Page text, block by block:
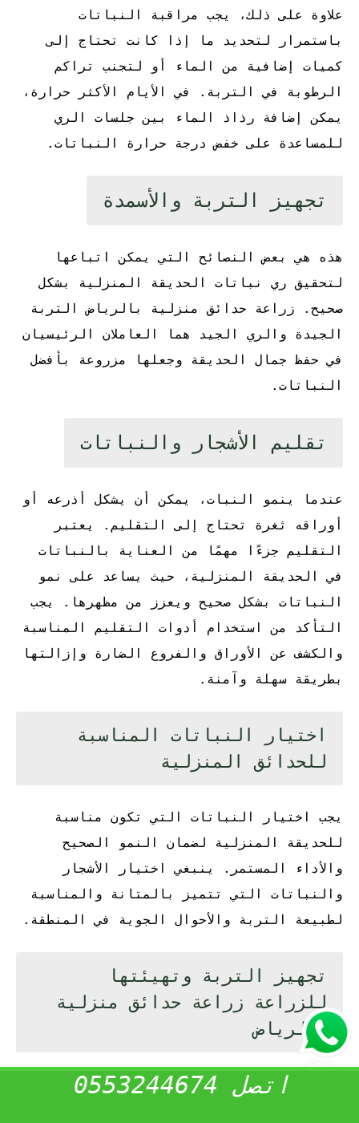
علاوة على ذلك، يجب مراقبة النباتات
باستمرار لتحديد ما إذا كانت تحتاج إلى
كميات إضافية من الماء أو لتجنب تراكم
الرطوبة في التربة. في الأيام الأكثر حرارة،
يمكن إضافة رذاذ الماء بين جلسات الري
للمساعدة على خفض درجة حرارة النباتات.
تجهيز التربة والأسمدة
هذه هي بعض النصائح التي يمكن اتباعها
لتحقيق ري نباتات الحديقة المنزلية بشكل
صحيح. زراعة حدائق منزلية بالرياض التربة
الجيدة والري الجيد هما العاملان الرئيسيان
في حفظ جمال الحديقة وجعلها مزروعة بأفضل
النباتات.
تقليم الأشجار والنباتات
عندما ينمو النبات، يمكن أن يشكل أذرعه أو
أوراقه ثغرة تحتاج إلى التقليم. يعتبر
التقليم جزءًا مهمًا من العناية بالنباتات
في الحديقة المنزلية، حيث يساعد على نمو
النباتات بشكل صحيح ويعزز من مظهرها. يجب
التأكد من استخدام أدوات التقليم المناسبة
والكشف عن الأوراق والفروع الضارة وإزالتها
بطريقة سهلة وآمنة.
اختيار النباتات المناسبة
للحدائق المنزلية
يجب اختيار النباتات التي تكون مناسبة
للحديقة المنزلية لضمان النمو الصحيح
والأداء المستمر. ينبغي اختيار الأشجار
والنباتات التي تتميز بالمتانة والمناسبة
لطبيعة التربة والأحوال الجوية في المنطقة.
تجهيز التربة وتهيئتها
للزراعة زراعة حدائق منزلية
بالرياض
يعد تهيئة وتجهيز التربة للزراعة جزءًا
اتصل 0553244674